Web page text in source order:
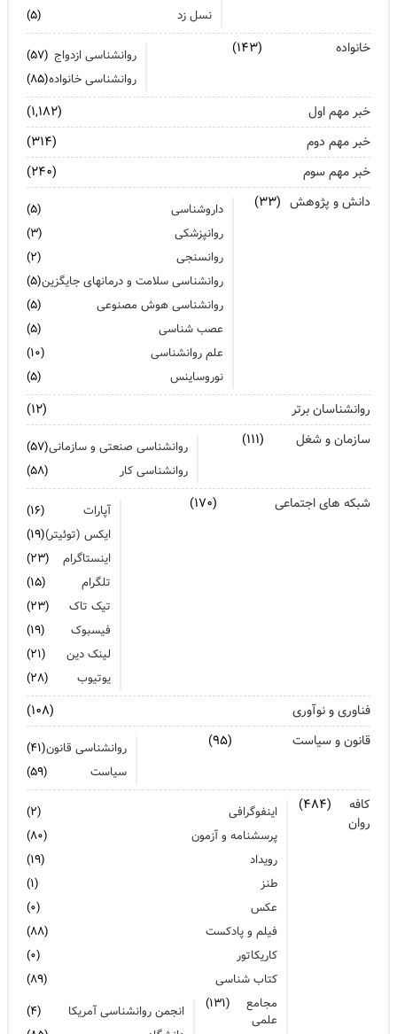
آیا پرخوری و ریزه خواری ارتباطی با استرس دارد؟
تشدید تر شدن نقرس آیا ارتباطی با استرس و اضطراب دارد؟
جنگ اضطراب با مواد خوراکی
اضطراب را برای خود پر رنگ نکنید
برای بهبود سلامت روان لازم است روزانه از آن مراقبت کنیم
نسل زد
(۵)
خانواده (۱۴۳) روانشناسی ازدواج (۵۷)
روانشناسی خانواده(۸۵)
خبر مهم اول
(۱,۱۸۲)
خبر مهم دوم
(۳۱۴)
خبر مهم سوم
(۲۴۰)
دانش و پژوهش (۳۳) داروشناسی
(۵)
روانپزشکی
(۳)
روانسنجی
(۲)
روانشناسی سلامت و درمانهای جایگزین(۵)
روانشناسی هوش مصنوعی
(۵)
عصب شناسی
(۵)
علم روانشناسی
(۱۰)
نوروساینس
(۵)
روانشناسان برتر
(۱۲)
سازمان و شغل
(۱۱۱) روانشناسی صنعتی و سازمانی(۵۷)
روانشناسی کار
(۵۸)
شبکه های اجتماعی (۱۷۰) آپارات
(۱۶)
ایکس (توئیتر)(۱۹)
اینستاگرام
(۲۳)
تلگرام
(۱۵)
تیک تاک
(۲۳)
فیسبوک
(۱۹)
لینک دین
(۲۱)
یوتیوب
(۲۸)
فناوری و نوآوری
(۱۰۸)
قانون و سیاست
(۹۵) روانشناسی قانون(۴۱)
سیاست
(۵۹)
کافه
روان
(۴۸۴) اینفوگرافی
(۲)
پرسشنامه و آزمون
(۸۰)
رویداد
(۱۹)
طنز
(۱)
عکس
(۰)
فیلم و پادکست
(۸۸)
کاریکاتور
(۰)
کتاب شناسی
(۸۹)
مجامع
علمی
(۱۳۱) انجمن روانشناسی آمریکا
(۴)